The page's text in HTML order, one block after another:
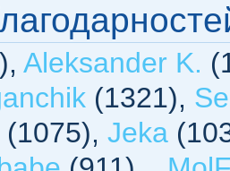
Aleksander K.
(1321),
(1075), Jeka